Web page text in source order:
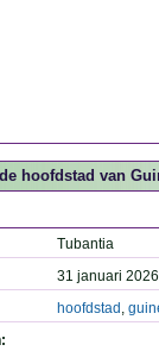
hoofdstad van
Tubantia
31 januari
hoofdstad ,